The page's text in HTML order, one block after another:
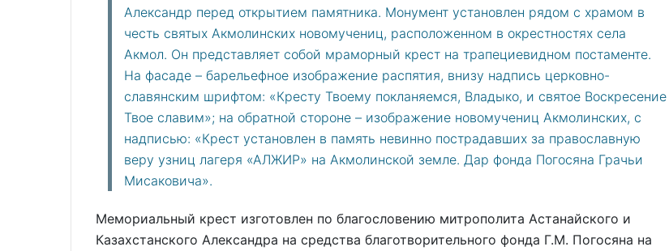
Александр перед открытием памятника. Монумент установлен рядом с храмом в
честь святых Акмолинских новомучениц, расположенном в окрестностях села
Акмол. Он представляет собой мраморный крест на трапециевидном постаменте.
На фасаде – барельефное изображение распятия, внизу надпись церковно-
славянским шрифтом: «Кресту Твоему покланяемся, Владыко, и святое Воскресение
Твое славим»; на обратной стороне – изображение новомучениц Акмолинских, с
надписью: «Крест установлен в память невинно пострадавших за православную
веру узниц лагеря «АЛЖИР» на Акмолинской земле. Дар фонда Погосяна Грачьи
Мисаковича».
Мемориальный крест изготовлен по благословению митрополита Астанайского и
Казахстанского Александра на средства благотворительного фонда Г.М. Погосяна на